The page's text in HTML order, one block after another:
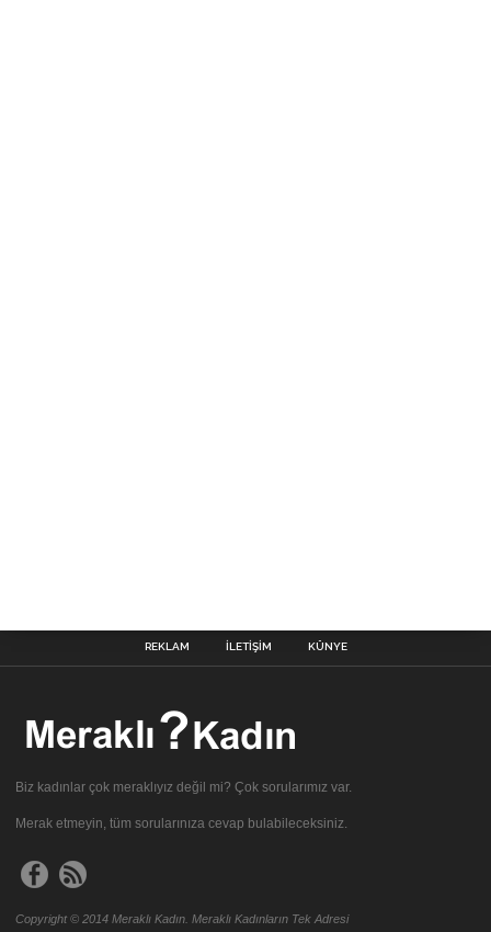
REKLAM İLETIŞIM KÜNYE
Biz kadınlar çok meraklıyız değil mi? Çok sorularımız var.
Merak etmeyin, tüm sorularınıza cevap bulabileceksiniz.
Copyright © 2014 Meraklı Kadın. Meraklı Kadınların Tek Adresi